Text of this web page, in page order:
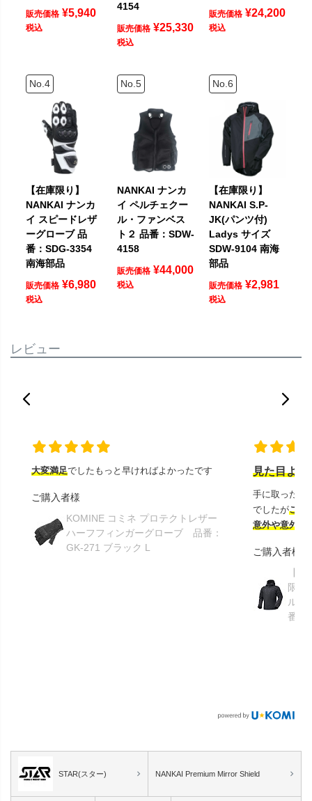
販売価格 ¥5,940
税込
4154
販売価格 ¥25,330
税込
販売価格 ¥24,200
税込
【在庫限り】
NANKAI ナンカ
イ スピードレザ
ーグローブ 品
番：SDG-3354
南海部品
販売価格 ¥6,980
税込
NANKAI ナンカ
イ ペルチェクー
ル・ファンベス
ト２ 品番：SDW-
4158
販売価格 ¥44,000
税込
【在庫限り】
NANKAI S.P-
JK(パンツ付)
Ladys サイズ
SDW-9104 南海
部品
販売価格 ¥2,981
税込
レビュー
大変満足でしたもっと早ければよかったです
ご購入者様
KOMINE コミネ プロテクトレザー
ハーフフィンガーグローブ 品番：
GK-271 ブラック L
見た目より
手に取ったと
でしたがこの
意外や意外ス
ご購入者様
限り
ルメ
番：
STAR(スター) NANKAI Premium Mirror Shield